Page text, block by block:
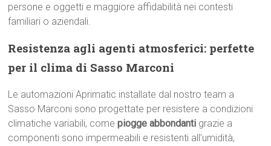
persone e oggetti e maggiore affidabilità nei contesti
familiari o aziendali.
Resistenza agli agenti atmosferici: perfette
per il clima di Sasso Marconi
Le automazioni Aprimatic installate dal nostro team a
Sasso Marconi sono progettate per resistere a condizioni
climatiche variabili, comepiogge abbondanti grazie a
componenti sono impermeabili e resistenti all’umidità,